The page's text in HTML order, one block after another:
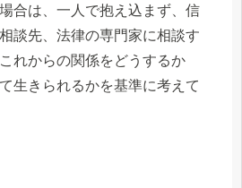
合は、一人で抱え込まず、信
談先、法律の専門家に相談す
れからの関係をどうするか
生きられるかを基準に考えて